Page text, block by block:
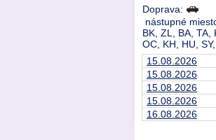
Doprava:
nástupné
BK, ZL, BA, TA,
OC, KH, HU,
15.08.2026
15.08.2026
15.08.2026
15.08.2026
16.08.2026